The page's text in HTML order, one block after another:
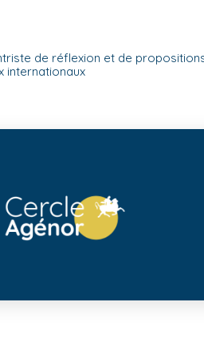
de réflexion et de
internationaux